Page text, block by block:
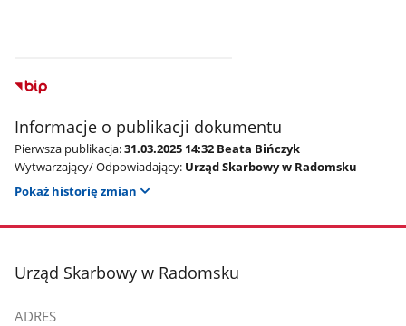
Informacje o publikacji dokumentu
Pierwsza publikacja:31.03.2025 14:32 Beata Bińczyk
Wytwarzający/ Odpowiadający: Urząd Skarbowy w Radomsku
Pokaż historię zmian
stopka
Urząd Skarbowy w Radomsku
ADRES